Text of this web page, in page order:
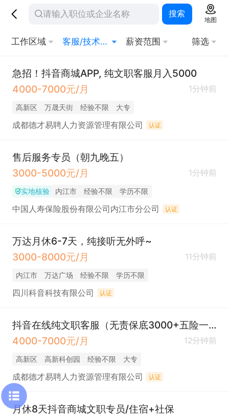
搜索
地图
工作区域 客服/技术支持 薪资范围 筛选
急招！抖音商城APP, 纯文职客服月入5000
4000-7000元/月
1分钟前
高新区 万晟天街 经验不限 大专
成都德才易聘人力资源管理有限公司 认证
售后服务专员（朝九晚五）
3000-5000元/月
1分钟前
实地核验 内江市 经验不限 学历不限
中国人寿保险股份有限公司内江市分公司 认证
万达月休6-7天，纯接听无外呼~
3000-8000元/月
11分钟前
内江市 万达广场 经验不限 学历不限
四川科音科技有限公司 认证
抖音在线纯文职客服（无责保底3000+五险一金+月休7-8天））
4000-7000元/月
12分钟前
高新区 高新科创园 经验不限 大专
成都德才易聘人力资源管理有限公司 认证
月休8天抖音商城文职专员/住宿+社保